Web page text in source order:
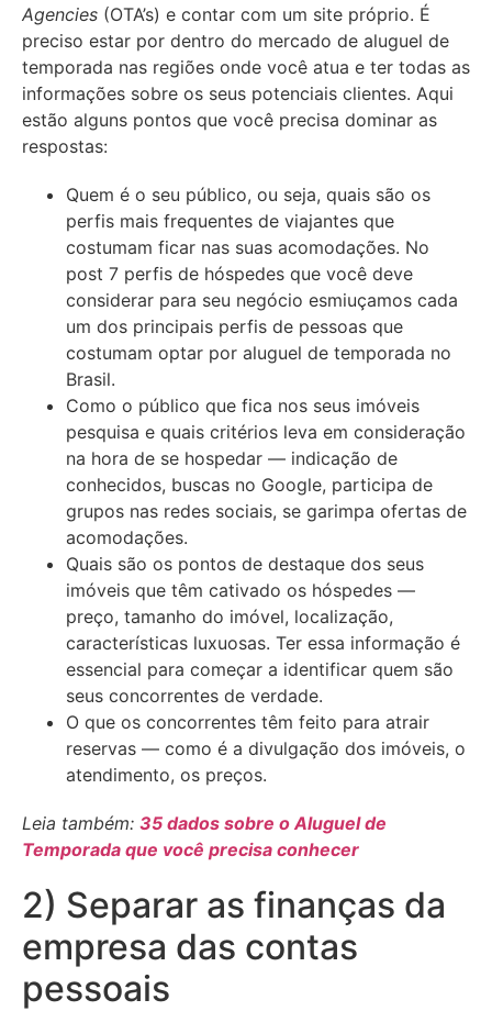
Agencies (OTA’s) e contar com um site próprio. É
preciso estar por dentro do mercado de aluguel de
temporada nas regiões onde você atua e ter todas as
informações sobre os seus potenciais clientes. Aqui
estão alguns pontos que você precisa dominar as
respostas:
Quem é o seu público, ou seja, quais são os
perfis mais frequentes de viajantes que
costumam ficar nas suas acomodações. No
post 7 perfis de hóspedes que você deve
considerar para seu negócio esmiuçamos cada
um dos principais perfis de pessoas que
costumam optar por aluguel de temporada no
Brasil.
Como o público que fica nos seus imóveis
pesquisa e quais critérios leva em consideração
na hora de se hospedar — indicação de
conhecidos, buscas no Google, participa de
grupos nas redes sociais, se garimpa ofertas de
acomodações.
Quais são os pontos de destaque dos seus
imóveis que têm cativado os hóspedes —
preço, tamanho do imóvel, localização,
características luxuosas. Ter essa informação é
essencial para começar a identificar quem são
seus concorrentes de verdade.
O que os concorrentes têm feito para atrair
reservas — como é a divulgação dos imóveis, o
atendimento, os preços.
Leia também: 35 dados sobre o Aluguel de
Temporada que você precisa conhecer
2) Separar as finanças da
empresa das contas
pessoais